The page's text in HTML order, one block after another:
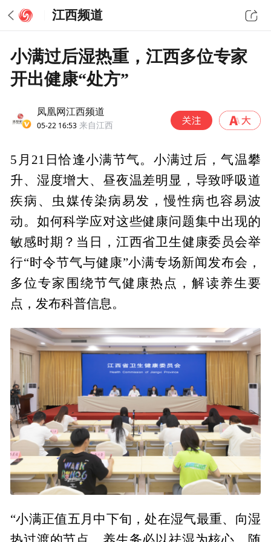
江西频道
小满过后湿热重，江西多位专家
开出健康“处方”
凤凰网江西频道
05-22 16:53 来自江西
5月21日恰逢小满节气。小满过后，气温攀
升、湿度增大、昼夜温差明显，导致呼吸道
疾病、虫媒传染病易发，慢性病也容易波
动。如何科学应对这些健康问题集中出现的
敏感时期？当日，江西省卫生健康委员会举
行“时令节气与健康”小满专场新闻发布会，
多位专家围绕节气健康热点，解读养生要
点，发布科普信息。
“小满正值五月中下旬，处在湿气最重、向湿